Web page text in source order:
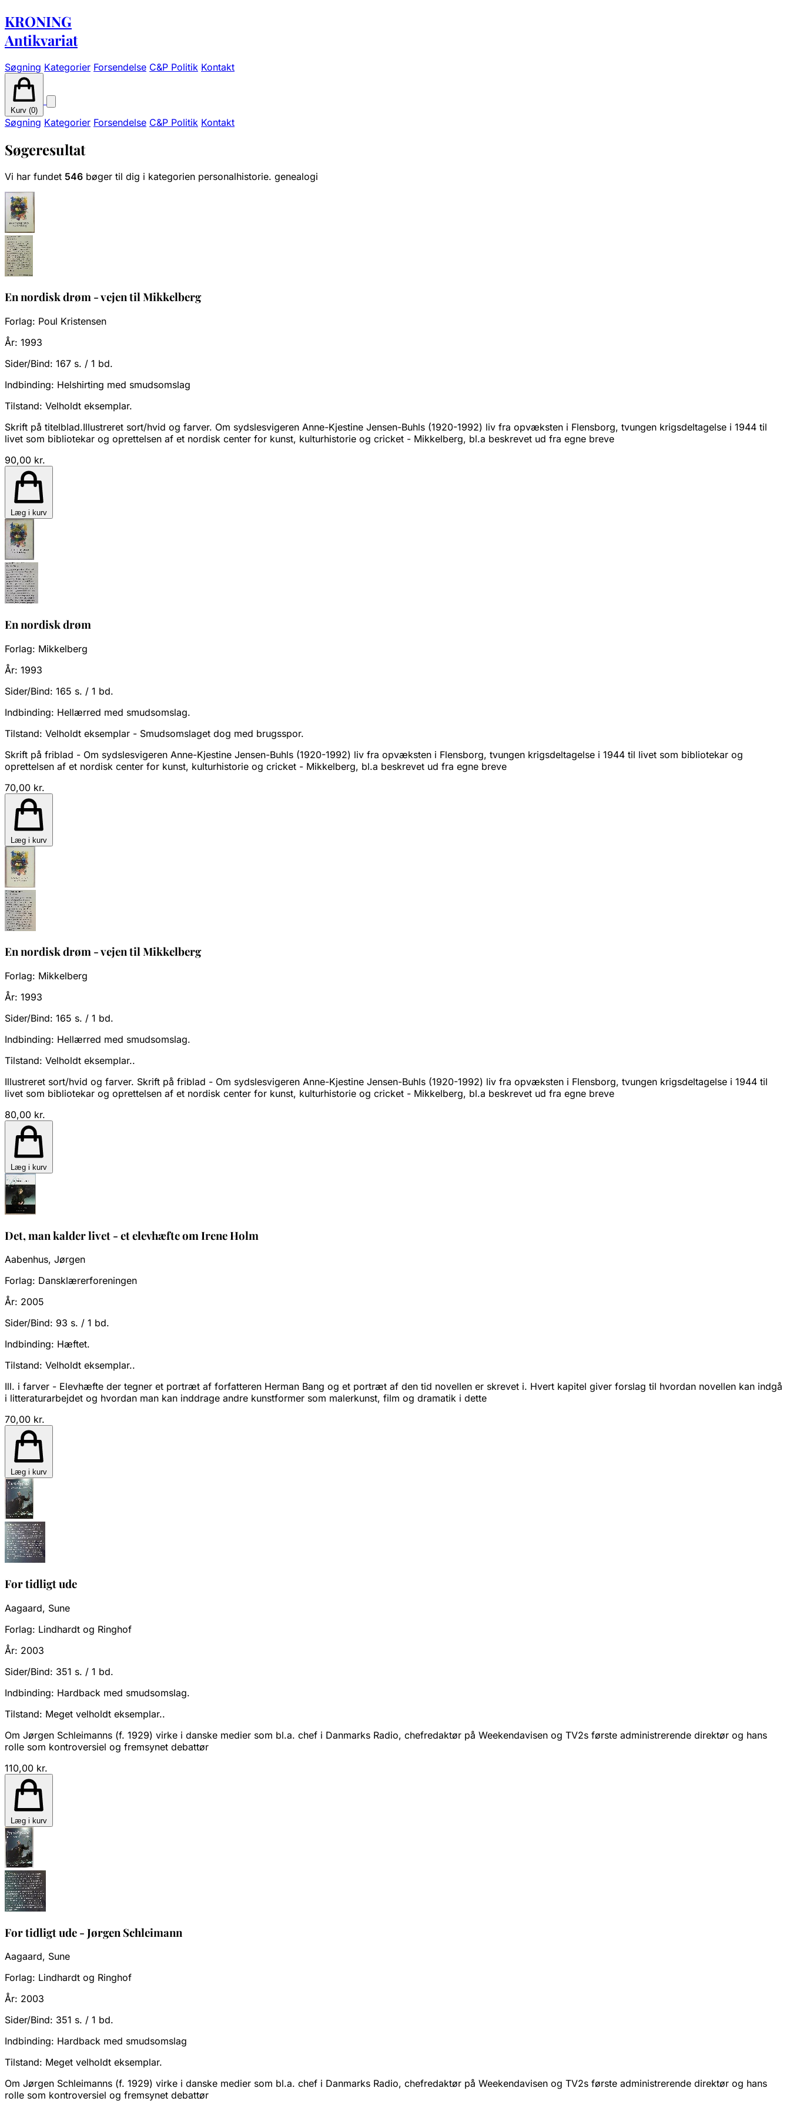
KRONING
Antikvariat
Søgning Kategorier Forsendelse C&P Politik Kontakt
Kurv (0)
Søgning Kategorier Forsendelse C&P Politik Kontakt
Søgeresultat
Vi har fundet 546 bøger til dig i kategorien personalhistorie. genealogi
En nordisk drøm - vejen til Mikkelberg
Forlag: Poul Kristensen
År: 1993
Sider/Bind: 167 s. / 1 bd.
Indbinding: Helshirting med smudsomslag
Tilstand: Velholdt eksemplar.
Skrift på titelblad.Illustreret sort/hvid og farver. Om sydslesvigeren Anne-Kjestine Jensen-Buhls (1920-1992) liv fra opvæksten i Flensborg, tvungen krigsdeltagelse i 1944 til
livet som bibliotekar og oprettelsen af et nordisk center for kunst, kulturhistorie og cricket - Mikkelberg, bl.a beskrevet ud fra egne breve
90,00 kr.
Læg i kurv
En nordisk drøm
Forlag: Mikkelberg
År: 1993
Sider/Bind: 165 s. / 1 bd.
Indbinding: Hellærred med smudsomslag.
Tilstand: Velholdt eksemplar - Smudsomslaget dog med brugsspor.
Skrift på friblad - Om sydslesvigeren Anne-Kjestine Jensen-Buhls (1920-1992) liv fra opvæksten i Flensborg, tvungen krigsdeltagelse i 1944 til livet som bibliotekar og
oprettelsen af et nordisk center for kunst, kulturhistorie og cricket - Mikkelberg, bl.a beskrevet ud fra egne breve
70,00 kr.
Læg i kurv
En nordisk drøm - vejen til Mikkelberg
Forlag: Mikkelberg
År: 1993
Sider/Bind: 165 s. / 1 bd.
Indbinding: Hellærred med smudsomslag.
Tilstand: Velholdt eksemplar..
Illustreret sort/hvid og farver. Skrift på friblad - Om sydslesvigeren Anne-Kjestine Jensen-Buhls (1920-1992) liv fra opvæksten i Flensborg, tvungen krigsdeltagelse i 1944 til
livet som bibliotekar og oprettelsen af et nordisk center for kunst, kulturhistorie og cricket - Mikkelberg, bl.a beskrevet ud fra egne breve
80,00 kr.
Læg i kurv
Det, man kalder livet - et elevhæfte om Irene Holm
Aabenhus, Jørgen
Forlag: Dansklærerforeningen
År: 2005
Sider/Bind: 93 s. / 1 bd.
Indbinding: Hæftet.
Tilstand: Velholdt eksemplar..
Ill. i farver - Elevhæfte der tegner et portræt af forfatteren Herman Bang og et portræt af den tid novellen er skrevet i. Hvert kapitel giver forslag til hvordan novellen kan indgå
i litteraturarbejdet og hvordan man kan inddrage andre kunstformer som malerkunst, film og dramatik i dette
70,00 kr.
Læg i kurv
For tidligt ude
Aagaard, Sune
Forlag: Lindhardt og Ringhof
År: 2003
Sider/Bind: 351 s. / 1 bd.
Indbinding: Hardback med smudsomslag.
Tilstand: Meget velholdt eksemplar..
Om Jørgen Schleimanns (f. 1929) virke i danske medier som bl.a. chef i Danmarks Radio, chefredaktør på Weekendavisen og TV2s første administrerende direktør og hans
rolle som kontroversiel og fremsynet debattør
110,00 kr.
Læg i kurv
For tidligt ude - Jørgen Schleimann
Aagaard, Sune
Forlag: Lindhardt og Ringhof
År: 2003
Sider/Bind: 351 s. / 1 bd.
Indbinding: Hardback med smudsomslag
Tilstand: Meget velholdt eksemplar.
Om Jørgen Schleimanns (f. 1929) virke i danske medier som bl.a. chef i Danmarks Radio, chefredaktør på Weekendavisen og TV2s første administrerende direktør og hans
rolle som kontroversiel og fremsynet debattør